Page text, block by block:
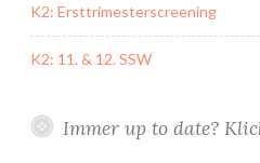
K2: Ersttrimesterscreening
K2: 11. & 12. SSW
Immer up to date?